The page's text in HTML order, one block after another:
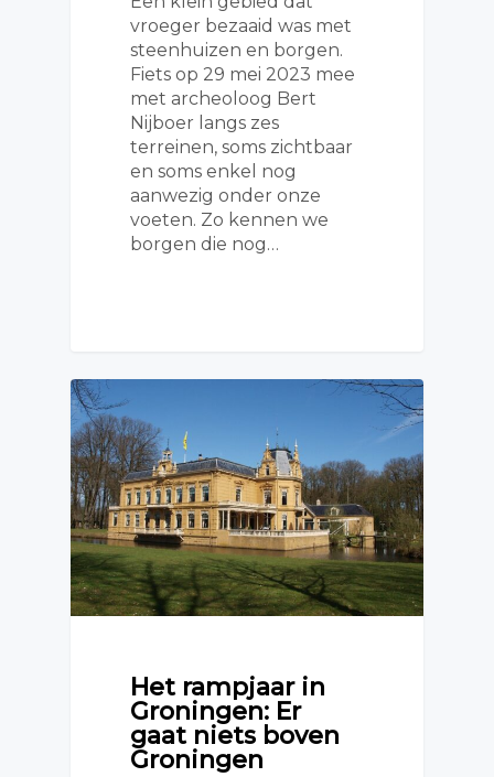
vroeger bezaaid was met
steenhuizen en borgen.
Fiets op 29 mei 2023 mee
met archeoloog Bert
Nijboer langs zes
terreinen, soms zichtbaar
en soms enkel nog
aanwezig onder onze
voeten. Zo kennen we
borgen die nog…
Het rampjaar in
Groningen: Er
gaat niets boven
Groningen